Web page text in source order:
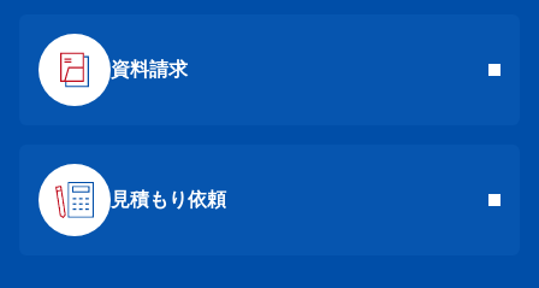
資料請求
見積もり依頼